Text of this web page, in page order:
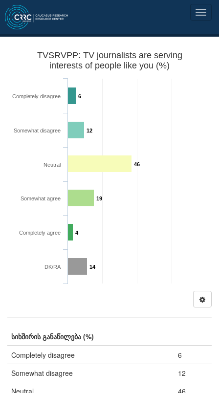
TVSRVPP: TV journalists are serving
interests of people like you (%)
6
12
46
19
4
14
Completely disagree
Somewhat disagree
Neutral
Somewhat agree
Completely agree
DK/RA
სიხშირის განაწილება (%)
Completely disagree
6
Somewhat disagree
12
Neutral
46